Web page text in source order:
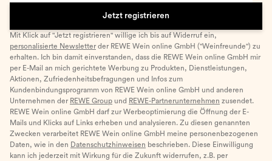
Jetzt registrieren
Mit Klick auf "Jetzt registrieren" willige ich bis auf Widerruf ein,
personalisierte Newsletter der REWE Wein online GmbH ("Weinfreunde") zu
erhalten. Ich bin damit einverstanden, dass die REWE Wein online GmbH mir
per E-Mail an mich gerichtete Werbung zu Produkten, Dienstleistungen,
Aktionen, Zufriedenheitsbefragungen und Infos zum
Kundenbindungsprogramm von REWE Wein online GmbH und anderen
Unternehmen der REWE Group und REWE-Partnerunternehmen zusendet.
REWE Wein online GmbH darf zur Werbeoptimierung die Öffnung der E-
Mails und Klicks auf Links erheben und analysieren. Zu diesen genannten
Zwecken verarbeitet REWE Wein online GmbH meine personenbezogenen
Daten, wie in den Datenschutzhinweisen beschrieben. Diese Einwilligung
kann ich jederzeit mit Wirkung für die Zukunft widerrufen, z.B. per